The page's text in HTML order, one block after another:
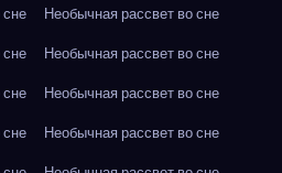
Необычная рассвет во сне
Необычная рассвет во сне
Необычная рассвет во сне
Необычная рассвет во сне